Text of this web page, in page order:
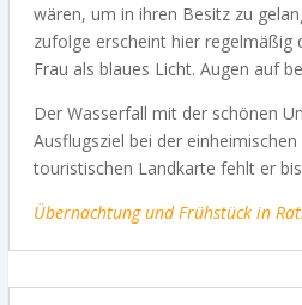
wären, um in ihren Besitz zu
zufolge erscheint hier regelmäßig
Frau als blaues Licht. Augen auf
Der Wasserfall mit der schönen
Ausflugsziel bei der
touristischen Landkarte fehlt er
Übernachtung und Frühstück in